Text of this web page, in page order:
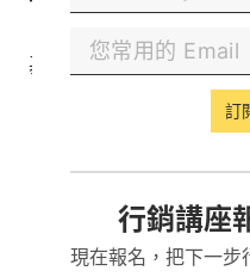
訂
行銷講座
現在報名，把下一步
基本功能
關鍵字分析：提供
廣告成本等資訊。
競爭對手分析：查